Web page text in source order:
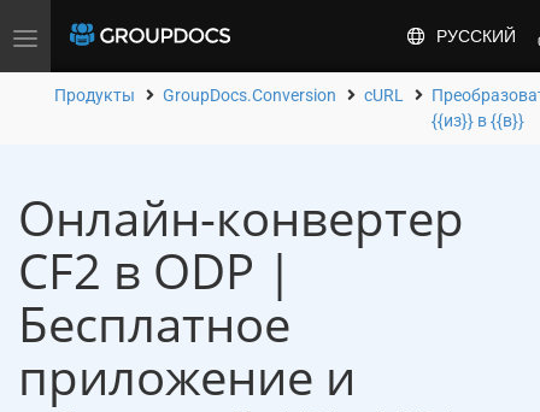
Toggle
РУССКИЙ
Продукты GroupDocs.Conversion cURL
{{из}} в {{в}}
Онлайн-конвертер
CF2 в ODP |
Бесплатное
приложение и